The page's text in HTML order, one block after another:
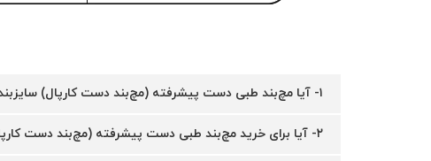
۱- آیا مچ‌بند طبی دست پیشرفته (مچ‌بند دست کارپال) سایزبندی دارد؟
۲- آیا برای خرید مچ‌بند طبی دست پیشرفته (مچ‌بند دست کارپال) می‌توان از خدمات بیمه استفاده کرد؟